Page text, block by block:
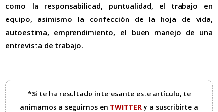
como la responsabilidad, puntualidad, el trabajo en
equipo, asimismo la confección de la hoja de vida,
autoestima, emprendimiento, el buen manejo de una
entrevista de trabajo.
*Si te ha resultado interesante este artículo, te
animamos a seguirnos en TWITTERy a suscribirte a